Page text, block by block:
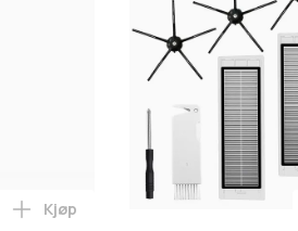
Legg K18 Airwash Dry
Kjøp